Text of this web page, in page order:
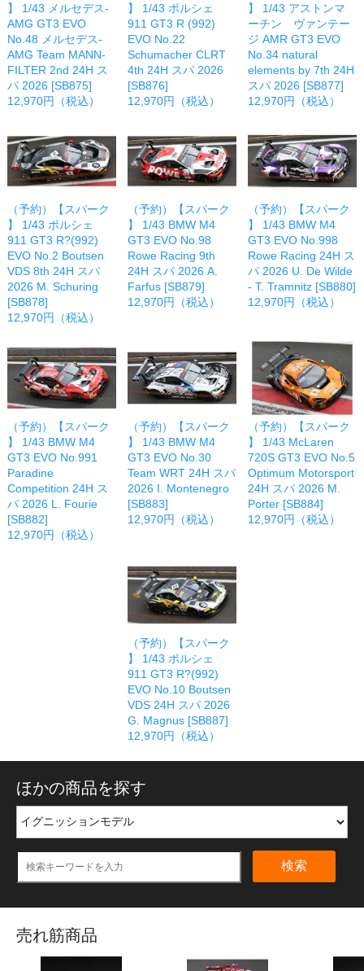
】 1/43 メルセデス-
AMG GT3 EVO
No.48 メルセデス-
AMG Team MANN-
FILTER 2nd 24H ス
パ 2026 [SB875]
12,970円（税込）
】 1/43 ポルシェ
911 GT3 R (992)
EVO No.22
Schumacher CLRT
4th 24H スパ 2026
[SB876]
12,970円（税込）
】 1/43 アストンマ
ーチン ヴァンテー
ジ AMR GT3 EVO
No.34 natural
elements by 7th 24H
スパ 2026 [SB877]
12,970円（税込）
（予約）【スパーク
】 1/43 ポルシェ
911 GT3 R?(992)
EVO No.2 Boutsen
VDS 8th 24H スパ
2026 M. Schuring
[SB878]
12,970円（税込）
（予約）【スパーク
】 1/43 BMW M4
GT3 EVO No.98
Rowe Racing 9th
24H スパ 2026 A.
Farfus [SB879]
12,970円（税込）
（予約）【スパーク
】 1/43 BMW M4
GT3 EVO No.998
Rowe Racing 24H ス
パ 2026 U. De Wilde
- T. Tramnitz [SB880]
12,970円（税込）
（予約）【スパーク
】 1/43 BMW M4
GT3 EVO No.991
Paradine
Competition 24H ス
パ 2026 L. Fourie
[SB882]
12,970円（税込）
（予約）【スパーク
】 1/43 BMW M4
GT3 EVO No.30
Team WRT 24H スパ
2026 I. Montenegro
[SB883]
12,970円（税込）
（予約）【スパーク
】 1/43 McLaren
720S GT3 EVO No.5
Optimum Motorsport
24H スパ 2026 M.
Porter [SB884]
12,970円（税込）
（予約）【スパーク
】 1/43 ポルシェ
911 GT3 R?(992)
EVO No.10 Boutsen
VDS 24H スパ 2026
G. Magnus [SB887]
12,970円（税込）
ほかの商品を探す
検索
売れ筋商品